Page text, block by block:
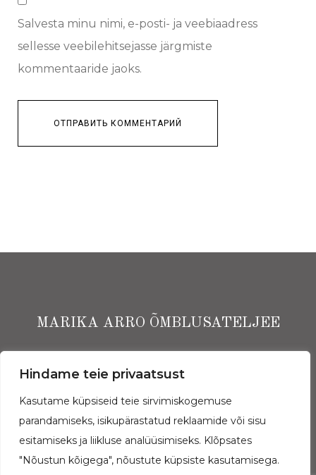
Hindame teie privaatsust
Kasutame küpsiseid teie sirvimiskogemuse
parandamiseks, isikupärastatud reklaamide või sisu
esitamiseks ja liikluse analüüsimiseks. Klõpsates
"Nõustun kõigega", nõustute küpsiste kasutamisega.
Salvesta minu nimi, e-posti- ja veebiaadress
sellesse veebilehitsejasse järgmiste
kommentaaride jaoks.
MARIKA ARRO ÕMBLUSATELJEE
Ekspressi Ärimaja I korrus, Narva mnt 13, Tallinn
(+372) 5662 3843
Arro Ateljee OÜ | rg-kood: 11765964